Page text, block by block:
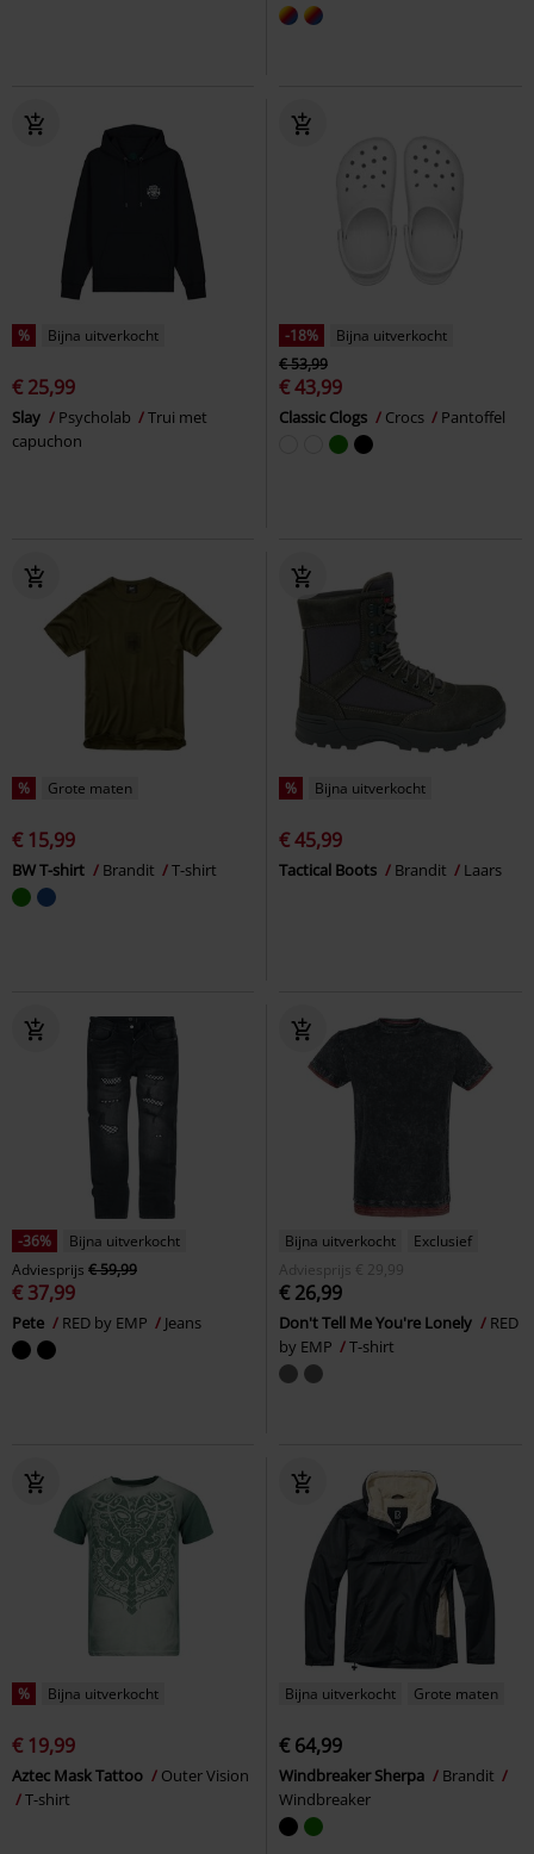
% Bijna uitverkocht
€ 25,99
Slay Psycholab
Trui met
capuchon
-18%
Bijna uitverkocht
€ 53,99
€ 43,99
Classic Clogs Crocs Pantoffel
% Grote maten
€ 15,99
BW T-shirt Brandit T-shirt
% Bijna uitverkocht
€ 45,99
Tactical Boots Brandit Laars
-36%
Bijna uitverkocht
Adviesprijs € 59,99
€ 37,99
Pete RED by EMP Jeans
Bijna uitverkocht
Exclusief
Adviesprijs
€ 29,99
€ 26,99
Don't Tell Me You're Lonely
RED
by EMP
T-shirt
% Bijna uitverkocht
€ 19,99
Aztec Mask Tattoo
Outer Vision
T-shirt
Bijna uitverkocht Grote maten
€ 64,99
Windbreaker Sherpa
Brandit
Windbreaker